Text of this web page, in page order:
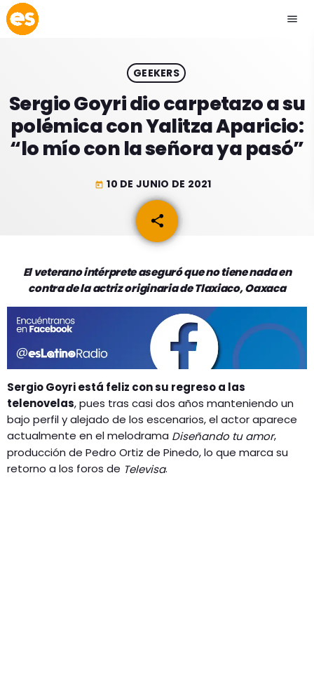
menu
EMISIÓN LA PAZ
play_arrow EMISIÓN COCHABAMBA
ACTUALIDAD
ESPECTÁCULOS
GEEKERS
PROGRAMACIÓN
INICIO
RADIO SPLENDID
CONTACTO
GEEKERS
Sergio Goyri dio carpetazo a su
polémica con Yalitza Aparicio:
“lo mío con la señora ya pasó”
today 10 DE JUNIO DE 2021
share
email
El veterano intérprete aseguró que no tiene nada en
contra de la actriz originaria de Tlaxiaco, Oaxaca
Sergio Goyri está feliz con su regreso a las
telenovelas, pues tras casi dos años manteniendo un
bajo perfil y alejado de los escenarios, el actor aparece
actualmente en el melodrama Diseñando tu amor,
producción de Pedro Ortiz de Pinedo, lo que marca su
retorno a los foros de Televisa.